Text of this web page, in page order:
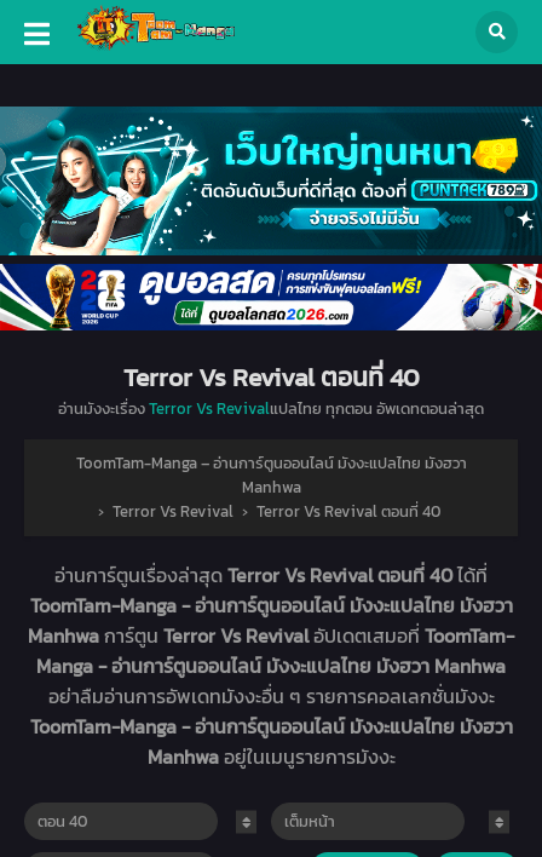
Terror Vs Revival ตอนที่ 40
อ่านมังงะเรื่องTerror Vs Revivalแปลไทย ทุกตอน อัพเดทตอนล่าสุด
ToomTam-Manga – อ่านการ์ตูนออนไลน์ มังงะแปลไทย มังฮวา
Manhwa
› Terror Vs Revival › Terror Vs Revival ตอนที่ 40
อ่านการ์ตูนเรื่องล่าสุดTerror Vs Revival ตอนที่ 40ได้ที่
ToomTam-Manga - อ่านการ์ตูนออนไลน์ มังงะแปลไทย มังฮวา
Manhwaการ์ตูน Terror Vs Revivalอัปเดตเสมอที่ ToomTam-
Manga - อ่านการ์ตูนออนไลน์ มังงะแปลไทย มังฮวา Manhwa
อย่าลืมอ่านการอัพเดทมังงะอื่น ๆ รายการคอลเลกชั่นมังงะ
ToomTam-Manga - อ่านการ์ตูนออนไลน์ มังงะแปลไทย มังฮวา
Manhwaอยู่ในเมนูรายการมังงะ